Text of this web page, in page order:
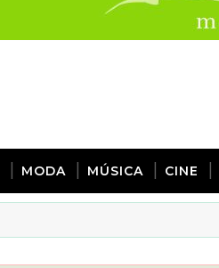
MODA MÚSICA CINE